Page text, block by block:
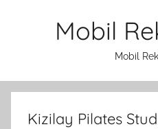
Mobil
Mobil
Kizilay Pilates